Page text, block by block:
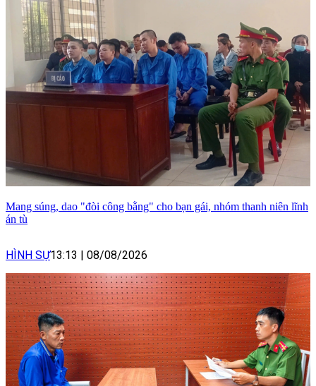
Mang súng, dao "đòi công bằng" cho bạn gái, nhóm thanh niên lĩnh
án tù
HÌNH SỰ13:13 08/08/2026